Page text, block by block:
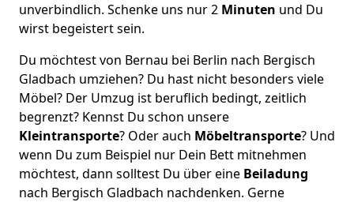
unverbindlich. Schenke uns nur 2 Minuten und Du
wirst begeistert sein.
Du möchtest von Bernau bei Berlin nach Bergisch
Gladbach umziehen? Du hast nicht besonders viele
Möbel? Der Umzug ist beruflich bedingt, zeitlich
begrenzt? Kennst Du schon unsere
Kleintransporte? Oder auch Möbeltransporte? Und
wenn Du zum Beispiel nur Dein Bett mitnehmen
möchtest, dann solltest Du über eine Beiladung
nach Bergisch Gladbach nachdenken. Gerne